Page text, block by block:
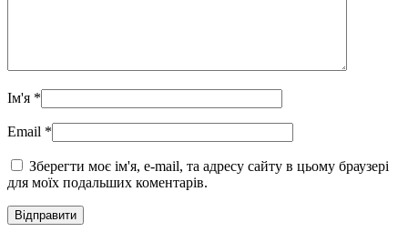
Ім'я *
Email *
Зберегти моє ім'я, e-mail, та адресу сайту в цьому браузері
для моїх подальших коментарів.